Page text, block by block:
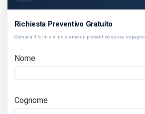
Richiesta Preventivo Gratuito
Compila il form e ti invieremo un preventivo senza impegno.
Nome
Cognome